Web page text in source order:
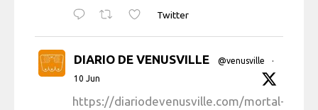
Twitter
DIARIO DE VENUSVILLE @venusville
·
10 Jun
https://diariodevenusville.com/mortal-